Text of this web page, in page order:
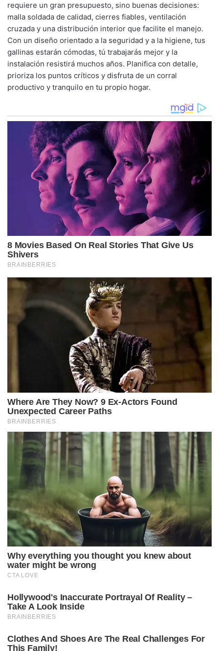
requiere un gran presupuesto, sino buenas decisiones:
malla soldada de calidad, cierres fiables, ventilación
cruzada y una distribución interior que facilite el manejo.
Con un diseño orientado a la seguridad y a la higiene, tus
gallinas estarán cómodas, tú trabajarás mejor y la
instalación resistirá muchos años. Planifica con detalle,
prioriza los puntos críticos y disfruta de un corral
productivo y tranquilo en tu propio hogar.